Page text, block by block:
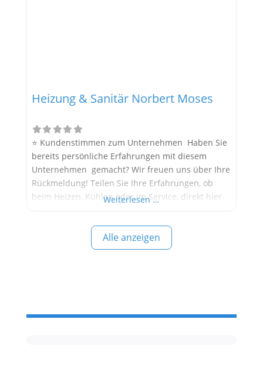
Heizung & Sanitär Norbert Moses
⭐ Kundenstimmen zum Unternehmen Haben Sie
bereits persönliche Erfahrungen mit diesem
Unternehmen gemacht? Wir freuen uns über Ihre
Rückmeldung! Teilen Sie Ihre Erfahrungen, ob
beim Heizen, Kühlen oder im Service, direkt hier
helfen anderen Interessenten bei der
Anbieterauswahl. Sollten Sie eine kritische
Meinung äußern, so geben Sie diese bitte mit
Weiterlesen …
Alle anzeigen